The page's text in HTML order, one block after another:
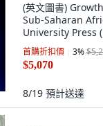
(英文圖書)
Sub-Saharan
University Press
首購折扣價 3%
$5,070
8/19 預計送達